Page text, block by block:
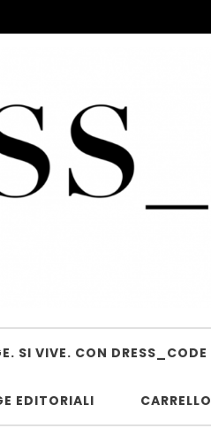
SI VIVE. CON DRESS_CODE
EDITORIALI CARRELLO